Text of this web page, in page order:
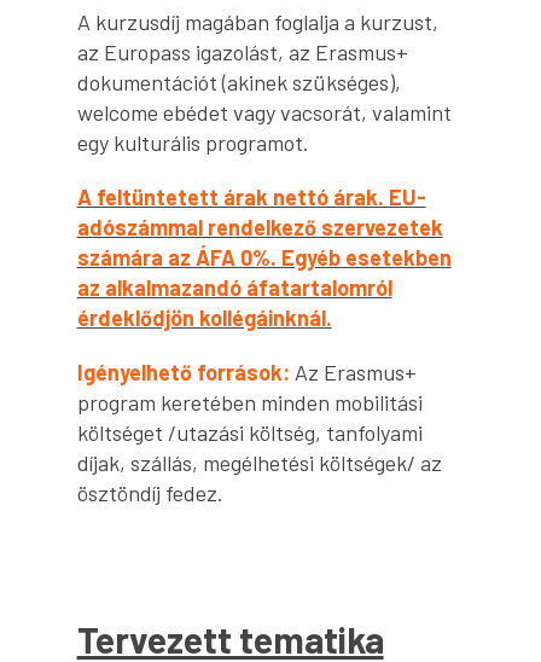
A kurzusdíj magában foglalja a kurzust,
az Europass igazolást, az Erasmus+
dokumentációt (akinek szükséges),
welcome ebédet vagy vacsorát, valamint
egy kulturális programot.
A feltüntetett árak nettó árak. EU-
adószámmal rendelkező szervezetek
számára az ÁFA 0%. Egyéb esetekben
az alkalmazandó áfatartalomról
érdeklődjön kollégáinknál.
Igényelhető források: Az Erasmus+
program keretében minden mobilitási
költséget /utazási költség, tanfolyami
díjak, szállás, megélhetési költségek/ az
ösztöndíj fedez.
Tervezett tematika